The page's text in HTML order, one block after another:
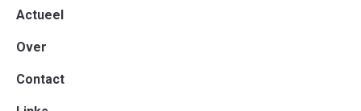
Actueel
Over
Contact